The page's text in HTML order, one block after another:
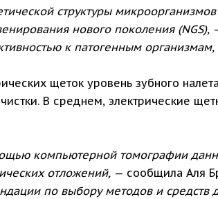
структуры
нового поколения (NGS),
к патогенным
щеток уровень зубного
В среднем, электрические
компьютерной томографии
отложений, — сообщила Аля
по выбору методов и средств